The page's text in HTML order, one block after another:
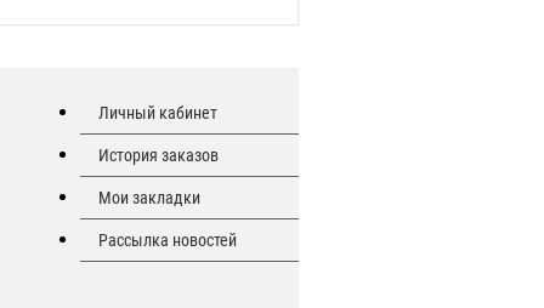
Личный кабинет
История заказов
Мои закладки
Рассылка новостей